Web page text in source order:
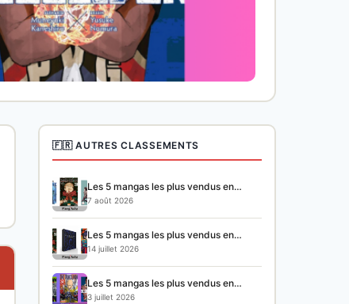
🇫🇷 AUTRES CLASSEMENTS
Les 5 mangas les plus vendus en…
7 août 2026
Les 5 mangas les plus vendus en…
14 juillet 2026
Les 5 mangas les plus vendus en…
3 juillet 2026